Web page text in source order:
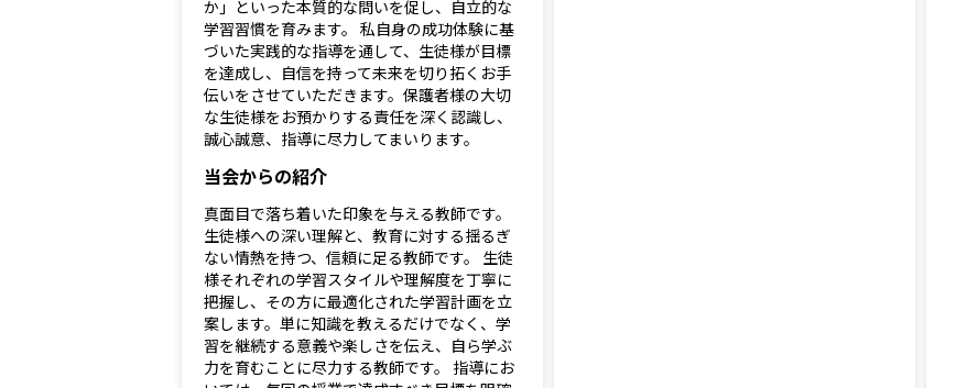
か」といった本質的な問いを促し、自立的な
学習習慣を育みます。 私自身の成功体験に基
づいた実践的な指導を通して、生徒様が目標
を達成し、自信を持って未来を切り拓くお手
伝いをさせていただきます。保護者様の大切
な生徒様をお預かりする責任を深く認識し、
誠心誠意、指導に尽力してまいります。
当会からの紹介
真面目で落ち着いた印象を与える教師です。
生徒様への深い理解と、教育に対する揺るぎ
ない情熱を持つ、信頼に足る教師です。 生徒
様それぞれの学習スタイルや理解度を丁寧に
把握し、その方に最適化された学習計画を立
案します。単に知識を教えるだけでなく、学
習を継続する意義や楽しさを伝え、自ら学ぶ
力を育むことに尽力する教師です。 指導にお